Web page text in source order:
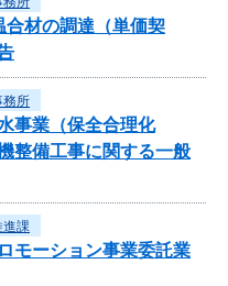
材の調達（単価契
務所
事業（保全合理化
備工事に関する一般
進課
モーション事業委託業